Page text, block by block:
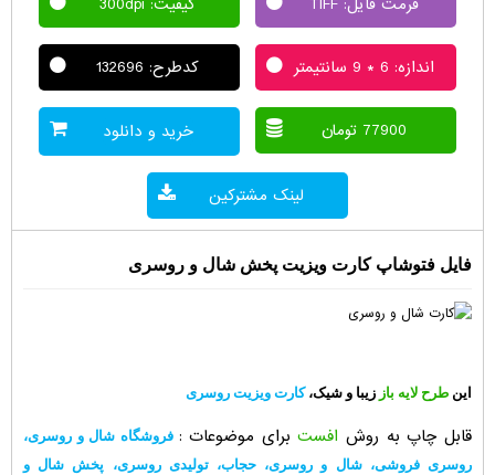
اندازه: 6 * 9 سانتیمتر کدطرح: 132696
77900 تومان خرید و دانلود
لینک مشترکین
فایل فتوشاپ کارت ویزیت پخش شال و روسری
این طرح لایه باز زیبا و شیک، کارت ویزیت روسری
قابل چاپ به روش افست برای موضوعات : فروشگاه شال و روسری،
روسری فروشی، شال و روسری، حجاب، تولیدی روسری، پخش شال و